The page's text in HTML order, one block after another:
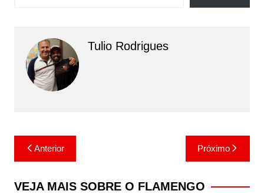
Tulio Rodrigues
Navegação
de
Post
Anterior Próximo
VEJA MAIS SOBRE O FLAMENGO